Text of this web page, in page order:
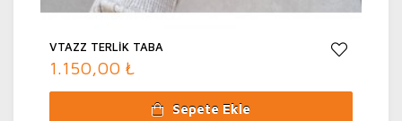
VTAZZ TERLİK TABA
1.150,00 ₺
Sepete Ekle